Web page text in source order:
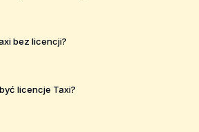
bez licencji?
licencje Taxi?